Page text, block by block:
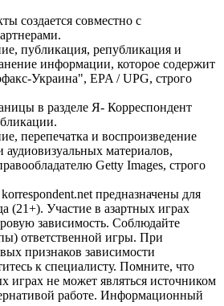
создается совместно с
публикация, републикация и
информации, которое содержит
Украина", EPA / UPG, строго
в разделе Я- Корреспондент
перепечатка и воспроизведение
материалов,
Getty Images, строго
предназначены для
(21+). Участие в азартных играх
зависимость. Соблюдайте
ответственной игры. При
признаков зависимости
к специалисту. Помните, что
играх не может являться источником
работе. Информационный